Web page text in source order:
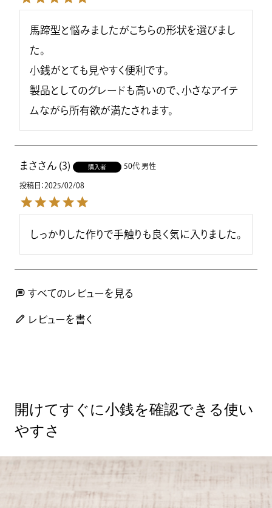
馬蹄型と悩みましたがこちらの形状を選びまし
た。
小銭がとても見やすく便利です。
製品としてのグレードも高いので、小さなアイテ
ムながら所有欲が満たされます。
まさ 3 購入者 50代 男性
投稿日 2025/02/08
しっかりした作りで手触りも良く気に入りました。
すべてのレビューを見る
レビューを書く
開けてすぐに小銭を確認できる使い
やすさ